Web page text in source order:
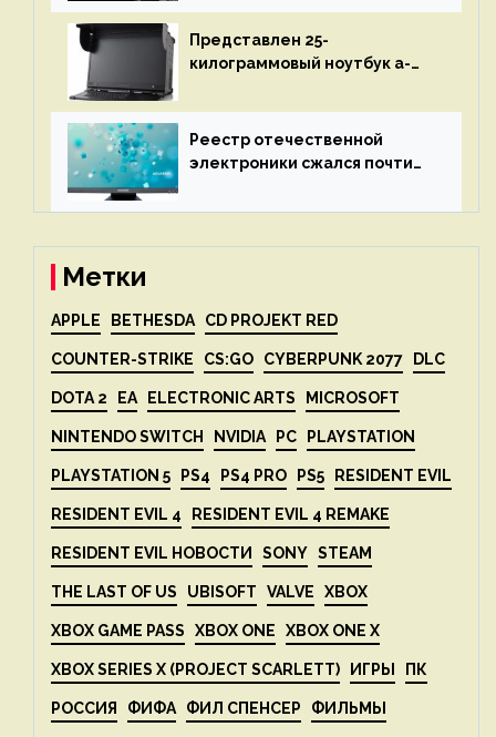
представят 18 апреля
Представлен 25-
килограммовый ноутбук a-
до 3 Тбайт DDR5 и шесть
дисплеев
Реестр отечественной
электроники сжался почти
Метки
APPLE BETHESDA CD PROJEKT RED
COUNTER-STRIKE CS:GO CYBERPUNK 2077 DLC
DOTA 2 EA ELECTRONIC ARTS MICROSOFT
NINTENDO SWITCH NVIDIA PC PLAYSTATION
PLAYSTATION 5 PS4 PS4 PRO PS5 RESIDENT EVIL
RESIDENT EVIL 4 RESIDENT EVIL 4 REMAKE
RESIDENT EVIL НОВОСТИ SONY STEAM
THE LAST OF US UBISOFT VALVE XBOX
XBOX GAME PASS XBOX ONE XBOX ONE X
XBOX SERIES X (PROJECT SCARLETT) ИГРЫ ПК
РОССИЯ ФИФА ФИЛ СПЕНСЕР ФИЛЬМЫ